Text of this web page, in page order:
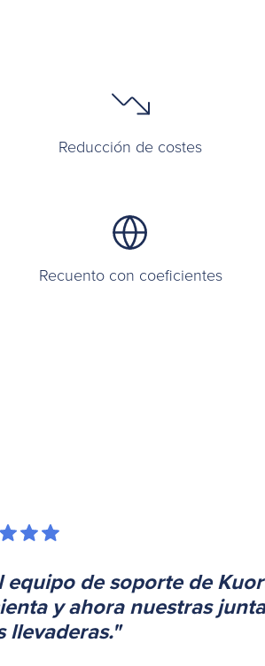
Reducción de costes
Recuento con coeficientes
de soporte de
y ahora nuestras
llevaderas."